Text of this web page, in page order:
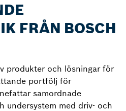
FRÅN BOSCH
produkter och lösningar för
portfölj för
samordnade
undersystem med driv- och